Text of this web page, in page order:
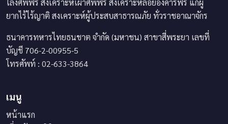
โลงศพฟรี สงเคราะห์เผาศพฟรี สงเคราะห์ลอยอังคารฟรี แก่ผู้
ยากไร้ไร้ญาติ สงเคราะห์ผู้ประสบสาธารณภัย ทั่วราชอาณาจักร
ธนาคารทหารไทยธนชาต จำกัด (มหาชน) สาขาสี่พระยา เลขที่
บัญชี 706-2-00955-5
โทรศัพท์ : 02-633-3864
เมนู
หน้าแรก